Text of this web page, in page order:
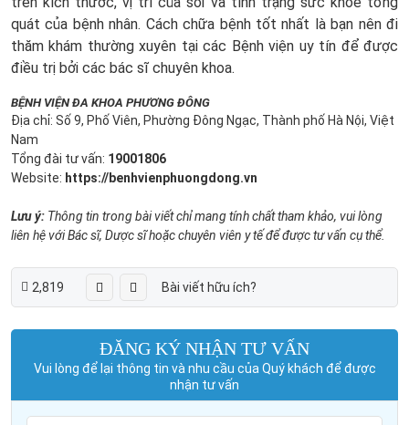
quát của bệnh nhân. Cách chữa bệnh tốt nhất là bạn nên đi
thăm khám thường xuyên tại các Bệnh viện uy tín để được
điều trị bởi các bác sĩ chuyên khoa.
BỆNH VIỆN ĐA KHOA PHƯƠNG ĐÔNG
Địa chỉ: Số 9, Phố Viên, Phường Đông Ngạc, Thành phố Hà Nội, Việt
Nam
Tổng đài tư vấn: 19001806
Website: https://benhvienphuongdong.vn
Lưu ý: Thông tin trong bài viết chỉ mang tính chất tham khảo, vui lòng
liên hệ với Bác sĩ, Dược sĩ hoặc chuyên viên y tế để được tư vấn cụ thể.
2,819 Bài viết hữu ích?
ĐĂNG KÝ NHẬN TƯ VẤN
Vui lòng để lại thông tin và nhu cầu của Quý khách để được
nhận tư vấn